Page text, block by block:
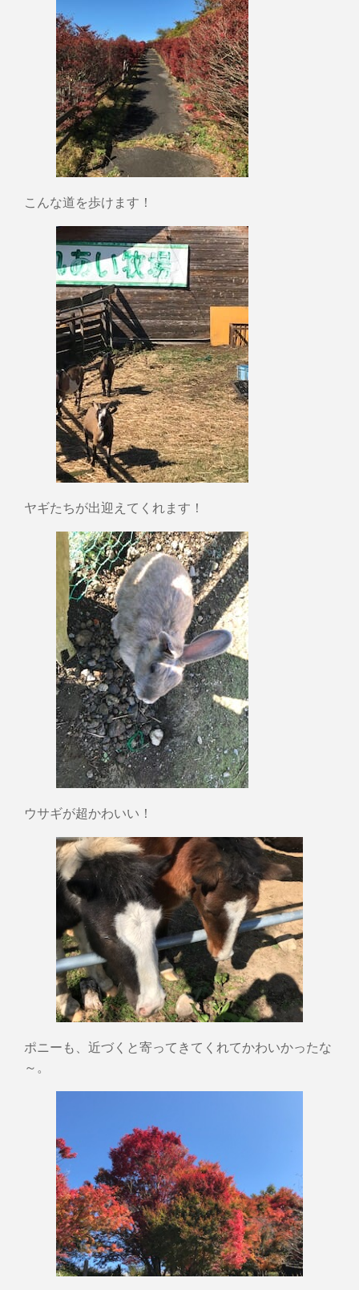
こんな道を歩けます！
ヤギたちが出迎えてくれます！
ウサギが超かわいい！
ポニーも、近づくと寄ってきてくれてかわいかったな
～。